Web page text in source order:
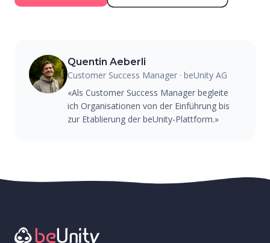
Quentin Aeberli
Customer Success Manager · beUnity AG
«Als Customer Success Manager begleite
ich Organisationen von der Einführung bis
zur Etablierung der beUnity-Plattform.»